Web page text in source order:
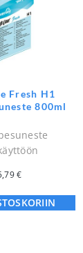
Fresh H1
800ml
€